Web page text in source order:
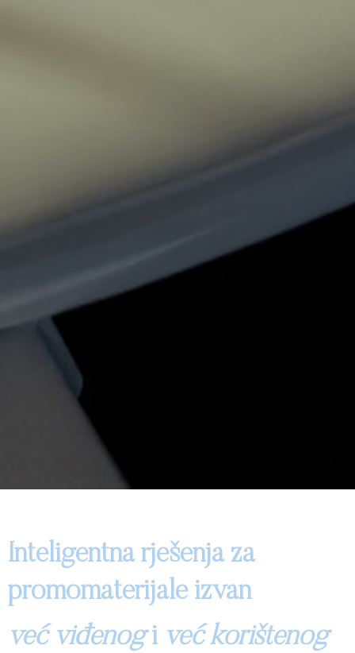
Inteligentna rješenja za
promomaterijale izvan
već viđenogi već korištenog